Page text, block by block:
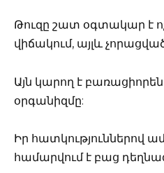
Թուզը շատ օգտակար է
վիճակում, այլև
Այն կարող է բառացիորեն
օրգանիզմը:
Իր հատկություններով
համարվում է բաց